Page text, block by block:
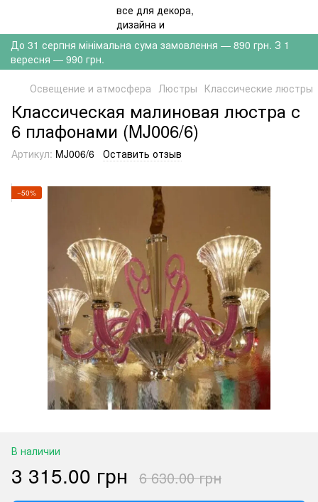
До 31 серпня мінімальна сума замовлення — 890 грн. З 1
вересня — 990 грн.
Освещение и атмосфера Люстры Классические люстры
Классическая малиновая люстра с
6 плафонами (MJ006/6)
Артикул: MJ006/6 Оставить отзыв
−50%
В наличии
3 315.00 грн 6 630.00 грн